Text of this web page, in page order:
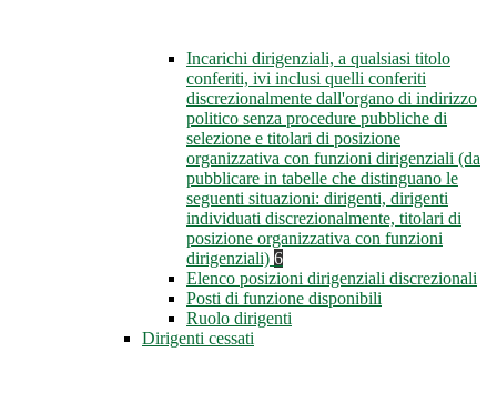
Incarichi dirigenziali, a qualsiasi titolo
conferiti, ivi inclusi quelli conferiti
discrezionalmente dall'organo di indirizzo
politico senza procedure pubbliche di
selezione e titolari di posizione
organizzativa con funzioni dirigenziali (da
pubblicare in tabelle che distinguano le
seguenti situazioni: dirigenti, dirigenti
individuati discrezionalmente, titolari di
posizione organizzativa con funzioni
dirigenziali) 6
Elenco posizioni dirigenziali discrezionali
Posti di funzione disponibili
Ruolo dirigenti
Dirigenti cessati